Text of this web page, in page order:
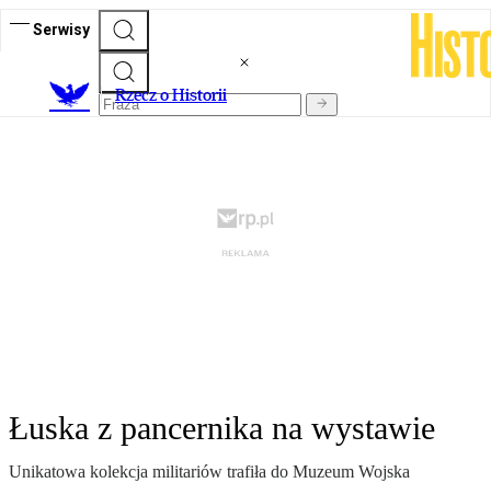
Serwisy
Rzecz o Historii
Łuska z pancernika na wystawie
Unikatowa kolekcja militariów trafiła do Muzeum Wojska